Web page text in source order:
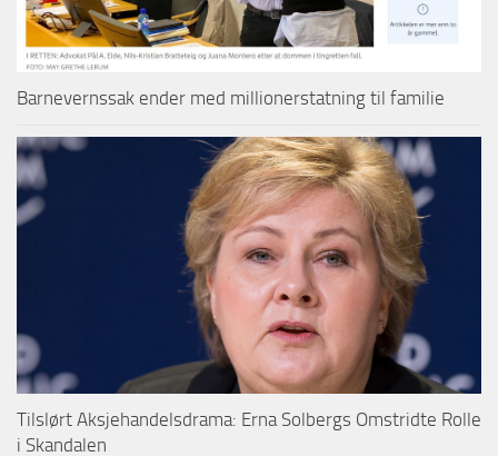
Barnevernssak ender med millionerstatning til familie
Tilslørt Aksjehandelsdrama: Erna Solbergs Omstridte Rolle
i Skandalen